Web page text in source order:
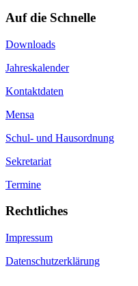
Auf die Schnelle
Downloads
Jahreskalender
Kontaktdaten
Mensa
Schul- und Hausordnung
Sekretariat
Termine
Rechtliches
Impressum
Datenschutzerklärung